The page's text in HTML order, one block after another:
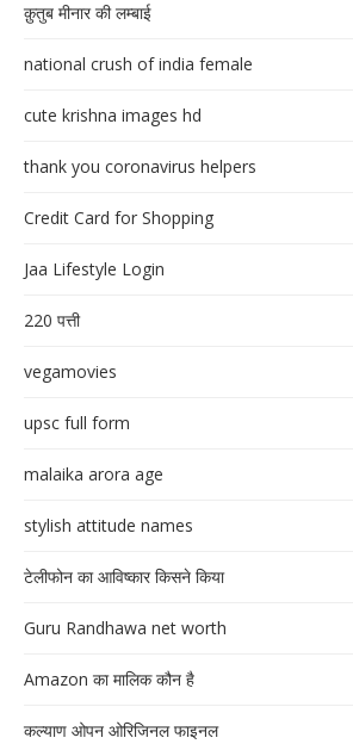
क़ुतुब मीनार की लम्बाई
national crush of india female
cute krishna images hd
thank you coronavirus helpers
Credit Card for Shopping
Jaa Lifestyle Login
220 पत्ती
vegamovies
upsc full form
malaika arora age
stylish attitude names
टेलीफोन का आविष्कार किसने किया
Guru Randhawa net worth
Amazon का मालिक कौन है
कल्याण ओपन ओरिजिनल फाइनल